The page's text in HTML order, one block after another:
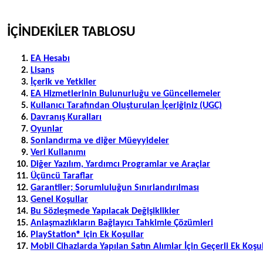
İÇİNDEKİLER TABLOSU
EA Hesabı
Lisans
İçerik ve Yetkiler
EA Hizmetlerinin Bulunurluğu ve Güncellemeler
Kullanıcı Tarafından Oluşturulan İçeriğiniz (UGC)
Davranış Kuralları
Oyunlar
Sonlandırma ve diğer Müeyyideler
Veri Kullanımı
Diğer Yazılım, Yardımcı Programlar ve Araçlar
Üçüncü Taraflar
Garantiler; Sorumluluğun Sınırlandırılması
Genel Koşullar
Bu Sözleşmede Yapılacak Değişiklikler
Anlaşmazlıkların Bağlayıcı Tahkimle Çözümleri
PlayStation® için Ek Koşullar
Mobil Cihazlarda Yapılan Satın Alımlar İçin Geçerli Ek